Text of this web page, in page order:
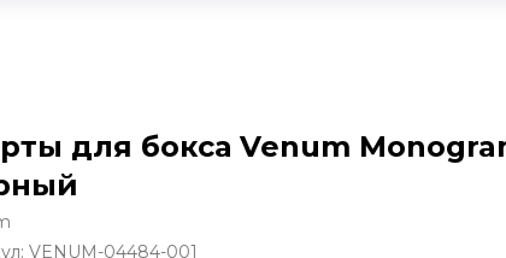
для бокса Venum
VENUM-04484-001